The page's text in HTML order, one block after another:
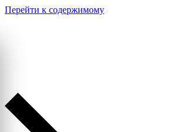
Перейти к содержимому